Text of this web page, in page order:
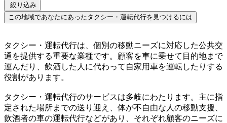
絞り込み
この地域であなたにあったタクシー・運転代行を見つけるには
タクシー・運転代行は、個別の移動ニーズに対応した公共交
通を提供する重要な業種です。顧客を車に乗せて目的地まで
運んだり、飲酒した人に代わって自家用車を運転したりする
役割があります。
タクシー・運転代行のサービスは多岐にわたります。主に指
定された場所までの送り迎え、体が不自由な人の移動支援、
飲酒者の車の運転代行などがあり、それぞれ顧客のニーズに